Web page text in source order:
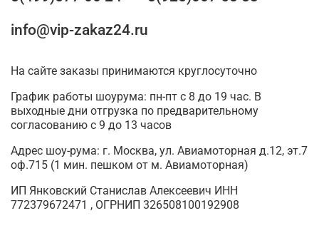
info@vip-zakaz24.ru
На сайте заказы принимаются круглосуточно
График работы шоурума: пн-пт с 8 до 19 час. В
выходные дни отгрузка по предварительному
согласованию с 9 до 13 часов
Адрес шоу-рума: г. Москва, ул. Авиамоторная д.12, эт.7
оф.715 (1 мин. пешком от м. Авиамоторная)
ИП Янковский Станислав Алексеевич ИНН
772379672471 , ОГРНИП 326508100192908